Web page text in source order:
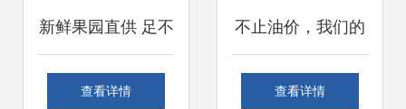
新鲜果园直供 足不
出户品尝鲜美水
查看详情
不止油价，我们的
菜篮子也在“反
查看详情